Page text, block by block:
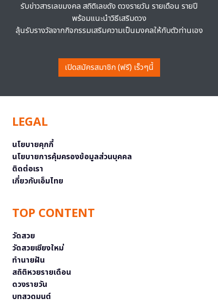
รับข่าวสารเลขมงคล สถิติเลขดัง ดวงรายวัน รายเดือน รายปี
พร้อมแนะนำวิธีเสริมดวง
ลุ้นรับรางวัลจากกิจกรรมเสริมความเป็นมงคลให้กับตัวท่านเอง
เปิดสมัครสมาชิก (ฟรี) เร็วๆนี้
LEGAL
นโยบายคุกกี้
นโยบายการคุ้มครองข้อมูลส่วนบุคคล
ติดต่อเรา
เกี่ยวกับเอ็มไทย
TOP CONTENT
วัดสวย
วัดสวยเชียงใหม่
ทำนายฝัน
สถิติหวยรายเดือน
ดวงรายวัน
บทสวดมนต์